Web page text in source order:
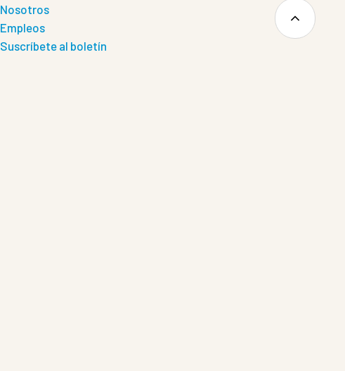
Nosotros
Empleos
Suscríbete al boletín